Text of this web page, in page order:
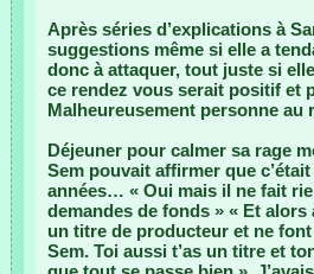
Après séries d’explications à
suggestions même si elle a
donc à attaquer, tout juste si
ce rendez vous serait positif et
Malheureusement personne au
Déjeuner pour calmer sa rage
Sem pouvait affirmer que
années… « Oui mais il ne fait
demandes de fonds » « Et
un titre de producteur et ne
Sem. Toi aussi t’as un titre et